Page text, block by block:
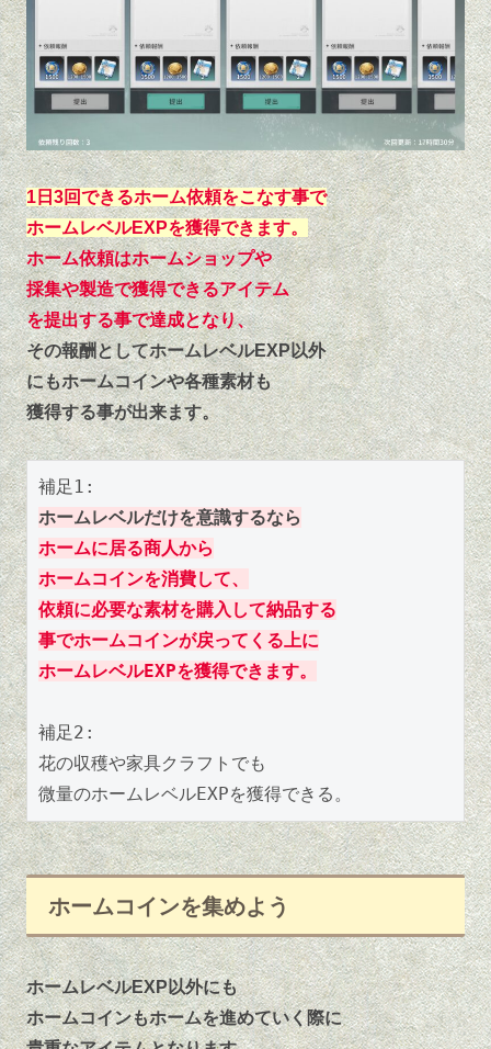
1日3回できるホーム依頼をこなす事で
ホームレベルEXPを獲得できます。
ホーム依頼はホームショップや
採集や製造で獲得できるアイテム
を提出する事で達成となり、
その報酬としてホームレベルEXP以外
にもホームコインや各種素材も
獲得する事が出来ます。
補足1:
ホームレベルだけを意識するなら
ホームに居る商人から
ホームコインを消費して、
依頼に必要な素材を購入して納品する
事でホームコインが戻ってくる上に
ホームレベルEXPを獲得できます。
補足2:
花の収穫や家具クラフトでも
微量のホームレベルEXPを獲得できる。
ホームコインを集めよう
ホームレベルEXP以外にも
ホームコインもホームを進めていく際に